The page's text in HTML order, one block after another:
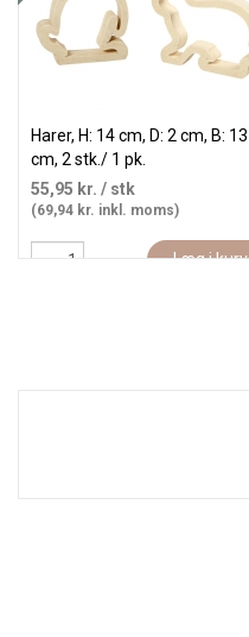
Harer, H: 14 cm, D: 2 cm, B: 13
cm, 2 stk./ 1 pk.
55,95 kr. / stk
(69,94 kr. inkl. moms)
Læg i kurv